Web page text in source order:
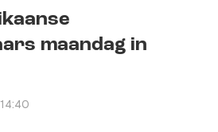
maandag in